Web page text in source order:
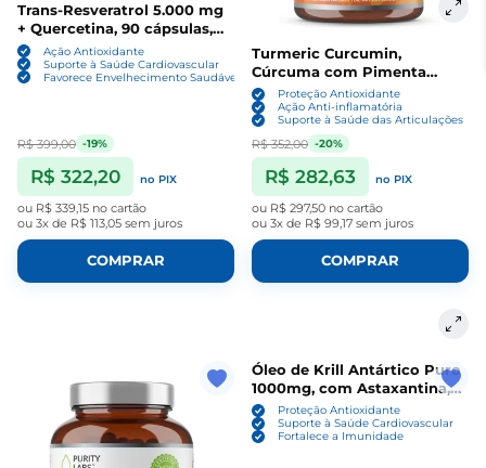
Trans‑Resveratrol 5.000 mg
+ Quercetina, 90 cápsulas,
Purity Labs
Ação Antioxidante
Suporte à Saúde Cardiovascular
Favorece Envelhecimento Saudável
R$ 399,00 -19%
R$ 322,20 no PIX
ou R$ 339,15 no cartão
ou 3x de R$ 113,05 sem juros
COMPRAR
Turmeric Curcumin,
Cúrcuma com Pimenta
preta Bioperine, 2250mg, 120
cápsulas, Purity Labs
Proteção Antioxidante
Ação Anti-inflamatória
Suporte à Saúde das Articulações
R$ 352,00 -20%
R$ 282,63 no PIX
ou R$ 297,50 no cartão
ou 3x de R$ 99,17 sem juros
COMPRAR
Óleo de Krill Antártico Puro
1000mg, com Astaxantina,
Ômega e Fosfolipídios, 60
Cápsulas, Purity Labs
Proteção Antioxidante
Suporte à Saúde Cardiovascular
Fortalece a Imunidade